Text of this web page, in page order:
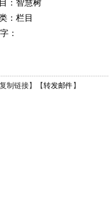
： 智慧树
：栏目
：
复制链接】【转发邮件 】